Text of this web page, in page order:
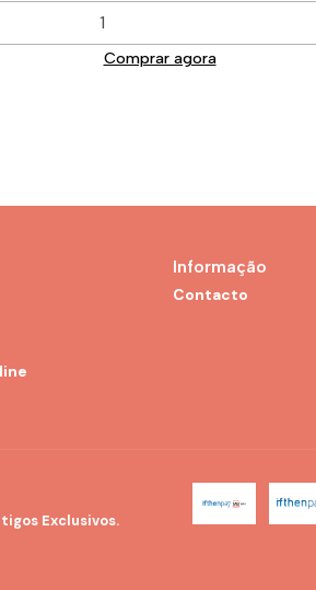
Comprar agora
Informação
Contacto
Exclusivos.